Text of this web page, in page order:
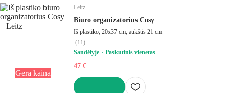
Gera kaina
Leitz
Biuro organizatorius Cosy
Iš plastiko, 20x37 cm, aukštis 21 cm
(11)
Sandėlyje
Paskutinis vienetas
47 €